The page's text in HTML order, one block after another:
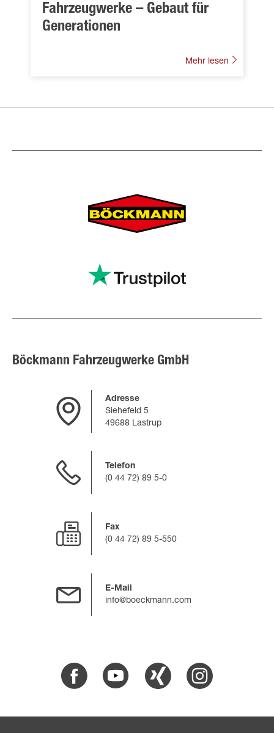
Fahrzeugwerke – Gebaut für
Generationen
Mehr lesen
Böckmann Fahrzeugwerke GmbH
Adresse
Siehefeld 5
49688 Lastrup
Telefon
(0 44 72) 89 5-0
Fax
(0 44 72) 89 5-550
E-Mail
info@boeckmann.com
Facebook Youtube Xing Instagram